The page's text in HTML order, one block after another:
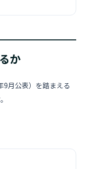
か
月公表）を踏まえる